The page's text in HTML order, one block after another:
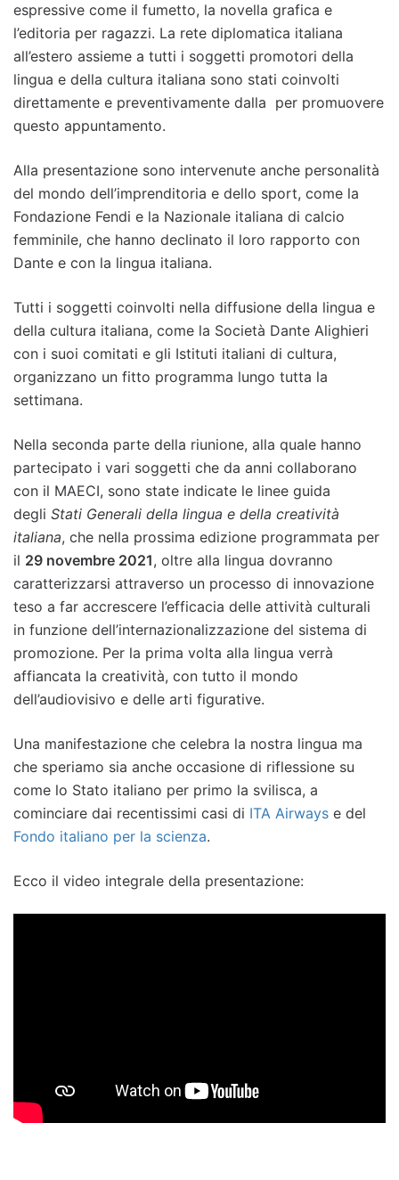
espressive come il fumetto, la novella grafica e
l’editoria per ragazzi. La rete diplomatica italiana
all’estero assieme a tutti i soggetti promotori della
lingua e della cultura italiana sono stati coinvolti
direttamente e preventivamente dalla per promuovere
questo appuntamento.
Alla presentazione sono intervenute anche personalità
del mondo dell’imprenditoria e dello sport, come la
Fondazione Fendi e la Nazionale italiana di calcio
femminile, che hanno declinato il loro rapporto con
Dante e con la lingua italiana.
Tutti i soggetti coinvolti nella diffusione della lingua e
della cultura italiana, come la Società Dante Alighieri
con i suoi comitati e gli Istituti italiani di cultura,
organizzano un fitto programma lungo tutta la
settimana.
Nella seconda parte della riunione, alla quale hanno
partecipato i vari soggetti che da anni collaborano
con il MAECI, sono state indicate le linee guida
degli Stati Generali della lingua e della creatività
italiana, che nella prossima edizione programmata per
il 29 novembre 2021, oltre alla lingua dovranno
caratterizzarsi attraverso un processo di innovazione
teso a far accrescere l’efficacia delle attività culturali
in funzione dell’internazionalizzazione del sistema di
promozione. Per la prima volta alla lingua verrà
affiancata la creatività, con tutto il mondo
dell’audiovisivo e delle arti figurative.
Una manifestazione che celebra la nostra lingua ma
che speriamo sia anche occasione di riflessione su
come lo Stato italiano per primo la svilisca, a
cominciare dai recentissimi casi di ITA Airways e del
Fondo italiano per la scienza.
Ecco il video integrale della presentazione: